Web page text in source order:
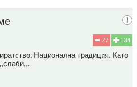
134
27
Национална традиция. Като